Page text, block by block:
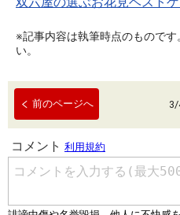
※記事内容は執筆時点のもので
い。
前のページへ 3/